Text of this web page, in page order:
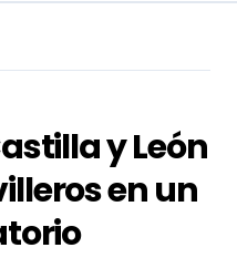
y León
en un